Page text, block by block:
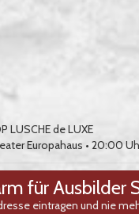
LUSCHE de LUXE
Europahaus • 20:00
für Ausbilder
eintragen und nie